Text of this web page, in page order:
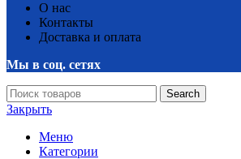
О нас
Контакты
Доставка и оплата
Мы в соц. сетях
Search
Закрыть
Меню
Категории